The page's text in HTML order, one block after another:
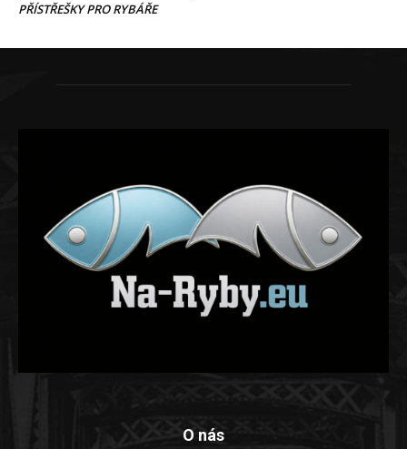
PŘÍSTŘEŠKY PRO RYBÁŘE
O nás